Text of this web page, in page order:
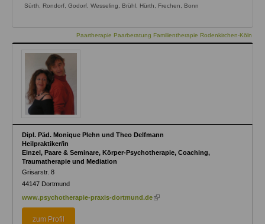
Sürth, Rondorf, Godorf, Wesseling, Brühl, Hürth, Frechen, Bonn
Paartherapie Paarberatung Familientherapie Rodenkirchen-Köln
Dipl. Päd. Monique Plehn und Theo Delfmann
Heilpraktiker/in
Einzel, Paare & Seminare, Körper-Psychotherapie, Coaching,
Traumatherapie und Mediation
Grisarstr. 8
44147 Dortmund
www.psychotherapie-praxis-dortmund.de (link
zum Profil